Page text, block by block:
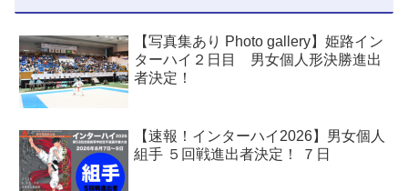
【写真集あり Photo gallery】姫路イン
ターハイ２日目 男女個人形決勝進出
者決定！
【速報！インターハイ2026】男女個人
組手 ５回戦進出者決定！ ７日